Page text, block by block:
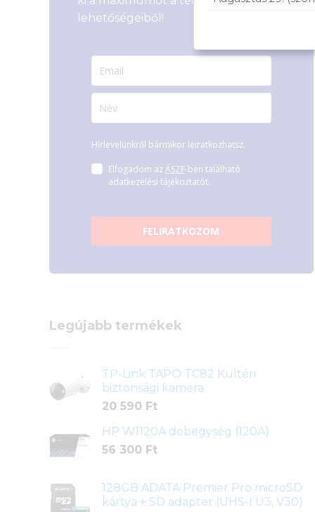
lehetőségeiből!
Hírlevelünkről bármikor leiratkozhatsz.
Elfogadom az ÁSZF-ben található
adatkezelési tájékoztatót.
FELIRATKOZOM
Legújabb termékek
TP-Link TAPO TC82 Kültéri
biztonsági kamera
20 590 Ft
HP W1120A dobegység (120A)
56 300 Ft
128GB ADATA Premier Pro microSD
kártya + SD adapter (UHS-I U3, V30)